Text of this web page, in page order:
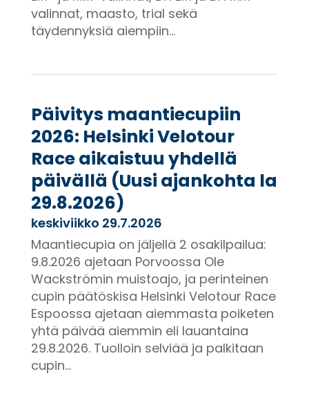
valinnat, maasto, trial sekä
täydennyksiä aiempiin...
Päivitys maantiecupiin
2026: Helsinki Velotour
Race aikaistuu yhdellä
päivällä (Uusi ajankohta la
29.8.2026)
keskiviikko 29.7.2026
Maantiecupia on jäljellä 2 osakilpailua:
9.8.2026 ajetaan Porvoossa Ole
Wackströmin muistoajo, ja perinteinen
cupin päätöskisa Helsinki Velotour Race
Espoossa ajetaan aiemmasta poiketen
yhtä päivää aiemmin eli lauantaina
29.8.2026. Tuolloin selviää ja palkitaan
cupin...